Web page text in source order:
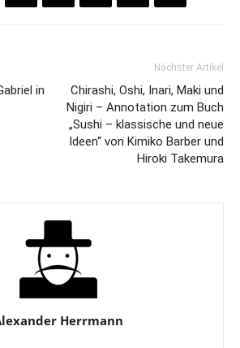
in
Nächster Artikel
Chirashi, Oshi, Inari, Maki und
Nigiri – Annotation zum Buch
„Sushi – klassische und neue
Ideen“ von Kimiko Barber und
Hiroki Takemura
Herrmann